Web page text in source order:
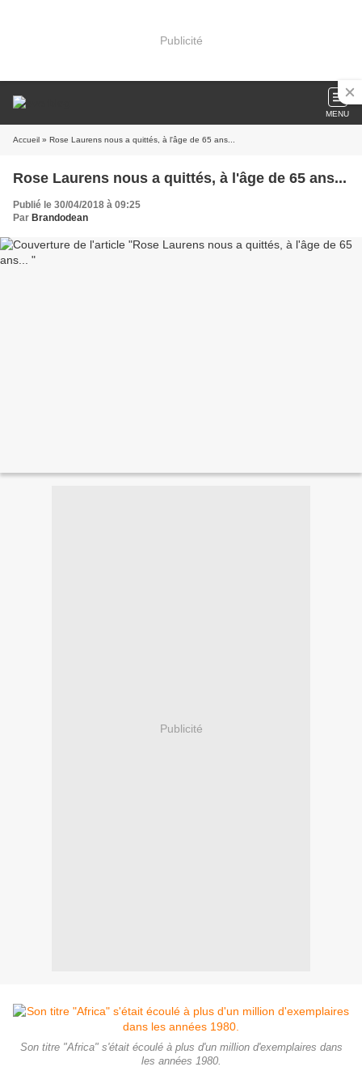
Publicité
MENU
Accueil » Rose Laurens nous a quittés, à l'âge de 65 ans...
Rose Laurens nous a quittés, à l'âge de 65 ans...
Publié le 30/04/2018 à 09:25
Par Brandodean
Publicité
Son titre "Africa" s'était écoulé à plus d'un million d'exemplaires dans
les années 1980.